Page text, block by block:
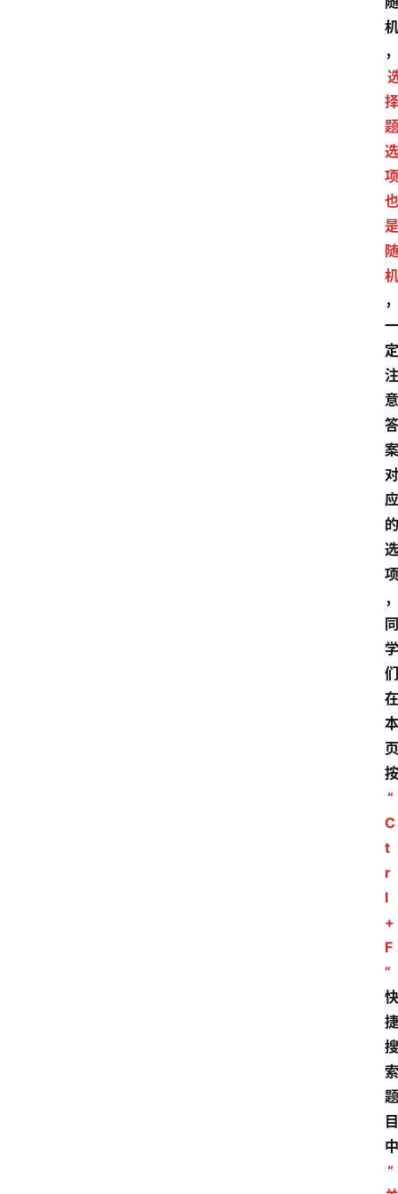
机
，
择
题
选
项
也
是
随
机
，
一
定
注
意
答
案
对
应
的
选
项
，
同
学
们
在
本
页
按
“
C
t
r
l
+
F
”
快
捷
搜
索
题
目
中
“